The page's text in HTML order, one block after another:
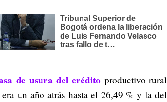
de usura del crédito productivo rural
un año atrás hasta el 26,49 % y la del